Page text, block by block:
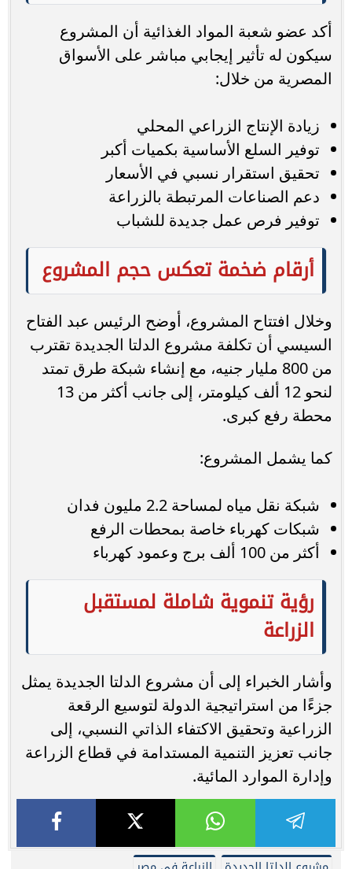
أكد عضو شعبة المواد الغذائية أن المشروع
سيكون له تأثير إيجابي مباشر على الأسواق
المصرية من خلال:
زيادة الإنتاج الزراعي المحلي
توفير السلع الأساسية بكميات أكبر
تحقيق استقرار نسبي في الأسعار
دعم الصناعات المرتبطة بالزراعة
توفير فرص عمل جديدة للشباب
أرقام ضخمة تعكس حجم المشروع
وخلال افتتاح المشروع، أوضح الرئيس عبد الفتاح
السيسي أن تكلفة مشروع الدلتا الجديدة تقترب
من 800 مليار جنيه، مع إنشاء شبكة طرق تمتد
لنحو 12 ألف كيلومتر، إلى جانب أكثر من 13
محطة رفع كبرى.
كما يشمل المشروع:
شبكة نقل مياه لمساحة 2.2 مليون فدان
شبكات كهرباء خاصة بمحطات الرفع
أكثر من 100 ألف برج وعمود كهرباء
رؤية تنموية شاملة لمستقبل
الزراعة
وأشار الخبراء إلى أن مشروع الدلتا الجديدة يمثل
جزءًا من استراتيجية الدولة لتوسيع الرقعة
الزراعية وتحقيق الاكتفاء الذاتي النسبي، إلى
جانب تعزيز التنمية المستدامة في قطاع الزراعة
وإدارة الموارد المائية.